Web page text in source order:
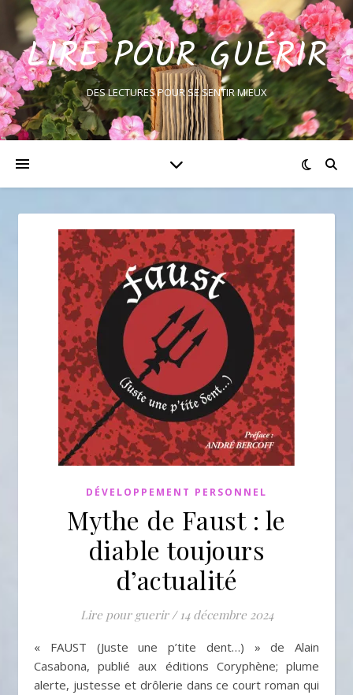
LIRE POUR GUÉRIR
DES LECTURES POUR SE SENTIR MIEUX
DÉVELOPPEMENT PERSONNEL
Mythe de Faust : le
diable toujours
d’actualité
Lire pour guerir / 14 décembre 2024
« FAUST (Juste une p’tite dent…) » de Alain
Casabona, publié aux éditions Coryphène; plume
alerte, justesse et drôlerie dans ce court roman qui